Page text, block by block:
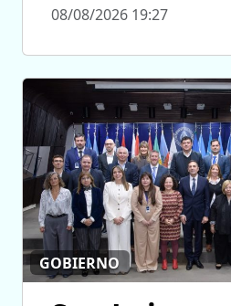
08/08/2026 19:27
GOBIERNO